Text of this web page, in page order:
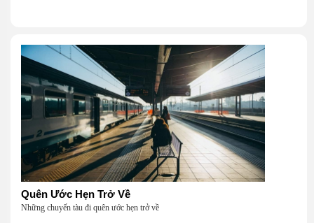
Quên Ước Hẹn Trở Về
Những chuyến tàu đi quên ước hẹn trở về